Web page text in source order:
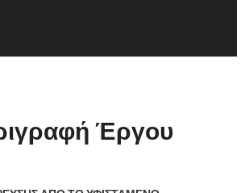
Έργου